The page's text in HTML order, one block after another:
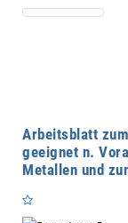
Arbeitsblatt
geeignet n.
Metallen und